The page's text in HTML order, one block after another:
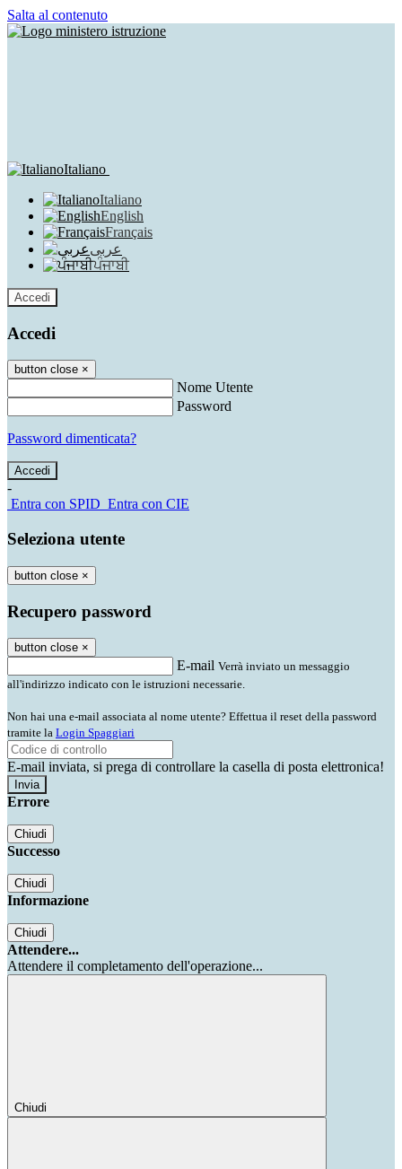
Salta al contenuto
Italiano
Italiano
English
Français
عربى
ਪੰਜਾਬੀ
Accedi
Accedi
button close ×
Nome Utente
Password
Password dimenticata?
-
Entra con SPID Entra con CIE
Seleziona utente
button close ×
Recupero password
button close ×
E-mail Verrà inviato un messaggio
all'indirizzo indicato con le istruzioni necessarie.
Non hai una e-mail associata al nome utente? Effettua il reset della password
tramite la Login Spaggiari
E-mail inviata, si prega di controllare la casella di posta elettronica!
Errore
Chiudi
Successo
Chiudi
Informazione
Chiudi
Attendere...
Attendere il completamento dell'operazione...
Chiudi